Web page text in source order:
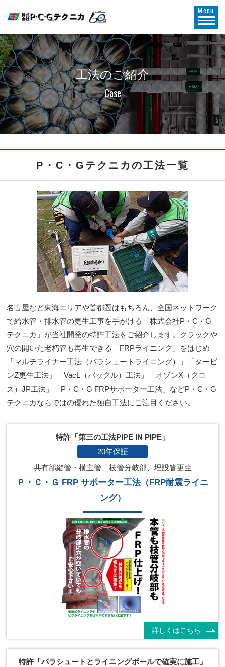
Menu
工法のご紹介
Case
P・C・Gテクニカの工法一覧
名古屋など東海エリアや首都圏はもちろん、全国ネットワーク
で給水管・排水管の更生工事を手がける「株式会社P・C・G
テクニカ」が当社開発の特許工法をご紹介します。クラックや
穴の開いた老朽管も再生できる「FRPライニング」をはじめ
「マルチライナー工法（パラシュートライニング）」「タービ
ンZ更生工法」「VacL（バックル）工法」「オゾンX（クロ
ス）JP工法」「P・C・G FRPサポーター工法」などP・C・G
テクニカならではの優れた独自工法にご注目ください。
特許「第三の工法PIPE IN PIPE」
20年保証
共有部縦管・横主管、枝管分岐部、埋設管更生
Ｐ・Ｃ・Ｇ FRP サポーター工法（FRP耐震ライニ
ング）
詳しくはこちら
特許「パラシュートとライニングボールで確実に施工」